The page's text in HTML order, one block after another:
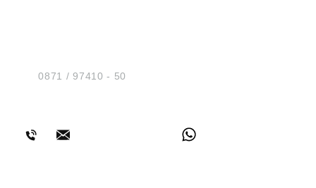
Tel.:0871 / 97410 - 50